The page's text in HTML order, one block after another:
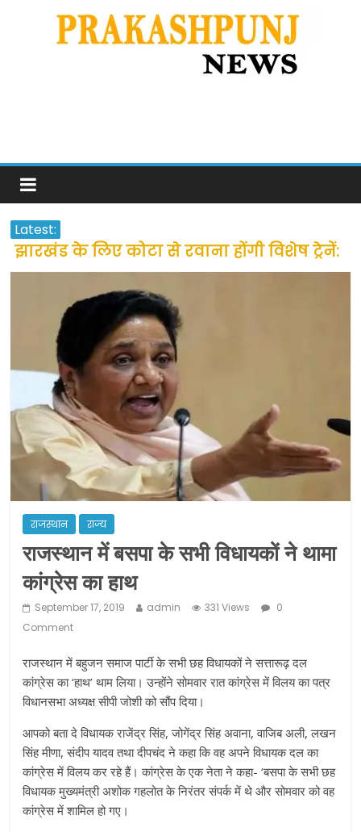
Latest:
झारखंड के लिए कोटा से रवाना होंगी विशेष ट्रेनें:
सीएम हेमंत सोरेन
उत्तराखंड के अन्य राज्यों में फंसे लोगों की जल्द
होगी घर वापसी
प्रवासियों व मजदूरों को दी गई छूट के बाद लोगो
ने कराया पंजीयन: राजस्थान सरकार
शराब और पान की दुकानों को ग्रीन जोन में
खोलने की मिली इजाजत: गृह मंत्रालय
दो हफ्ते के लिए बढ़ाया लॉकडाउन: गृह मंत्रालय
राजस्थान राज्य
राजस्थान में बसपा के सभी विधायकों ने थामा
कांग्रेस का हाथ
September 17, 2019 admin 331 Views
0
Comment
राजस्थान में बहुजन समाज पार्टी के सभी छह विधायकों ने सत्तारूढ़ दल
कांग्रेस का ‘हाथ’ थाम लिया। उन्होंने सोमवार रात कांग्रेस में विलय का पत्र
विधानसभा अध्यक्ष सीपी जोशी को सौंप दिया।
आपको बता दे विधायक राजेंद्र सिंह, जोगेंद्र सिंह अवाना, वाजिब अली, लखन
सिंह मीणा, संदीप यादव तथा दीपचंद ने कहा कि वह अपने विधायक दल का
कांग्रेस में विलय कर रहे हैं। कांग्रेस के एक नेता ने कहा- ‘बसपा के सभी छह
विधायक मुख्यमंत्री अशोक गहलोत के निरंतर संपर्क में थे और सोमवार को वह
कांग्रेस में शामिल हो गए।